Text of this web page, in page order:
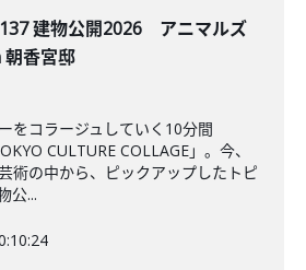
建物公開2026 アニマルズ
朝香宮邸
をコラージュしていく10分間
CULTURE COLLAGE」。今、
術の中から、ピックアップしたトピ
公...